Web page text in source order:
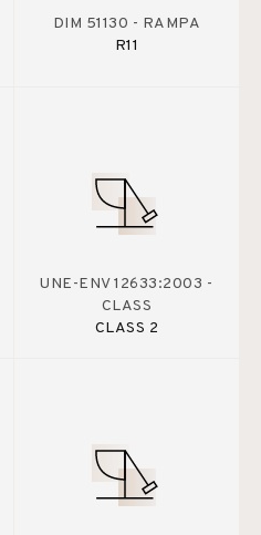
DIM 51130 - RAMPA
R11
UNE-ENV 12633:2003 -
CLASS
CLASS 2